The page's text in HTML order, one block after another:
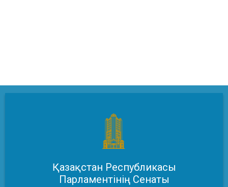
Қазақстан Республикасы
Парламентінің Сенаты